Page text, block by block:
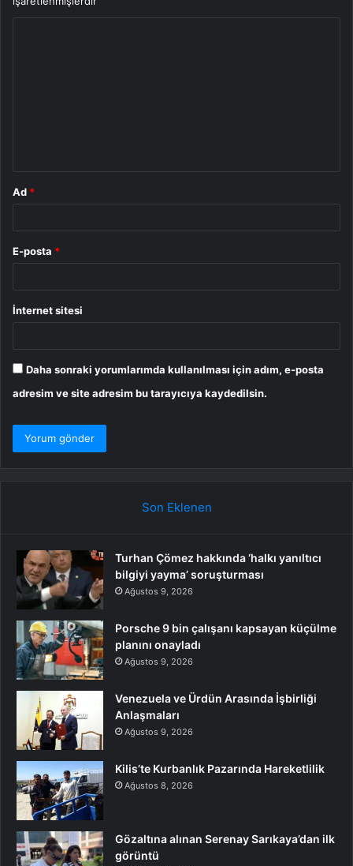
Ad *
E-posta *
İnternet sitesi
Daha sonraki yorumlarımda kullanılması için adım, e-posta
adresim ve site adresim bu tarayıcıya kaydedilsin.
Son Eklenen
Turhan Çömez hakkında ‘halkı yanıltıcı
bilgiyi yayma’ soruşturması
Ağustos 9, 2026
Porsche 9 bin çalışanı kapsayan küçülme
planını onayladı
Ağustos 9, 2026
Venezuela ve Ürdün Arasında İşbirliği
Anlaşmaları
Ağustos 9, 2026
Kilis’te Kurbanlık Pazarında Hareketlilik
Ağustos 8, 2026
Gözaltına alınan Serenay Sarıkaya’dan ilk
görüntü